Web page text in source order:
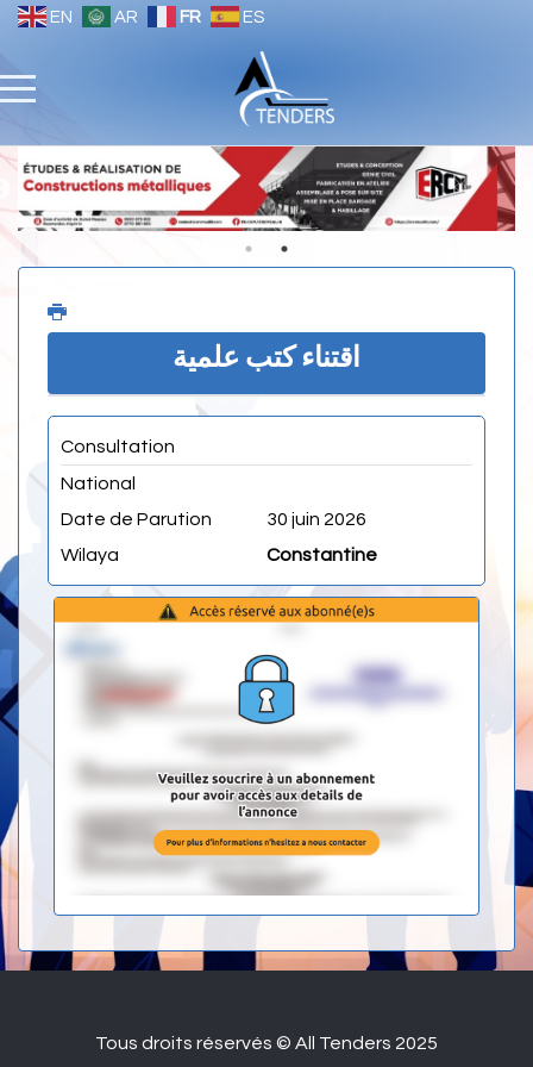
EN AR FR ES
اقتناء كتب علمية
Consultation
National
Date de Parution
30 juin 2026
Wilaya
Constantine
Tous droits réservés © All Tenders 2025